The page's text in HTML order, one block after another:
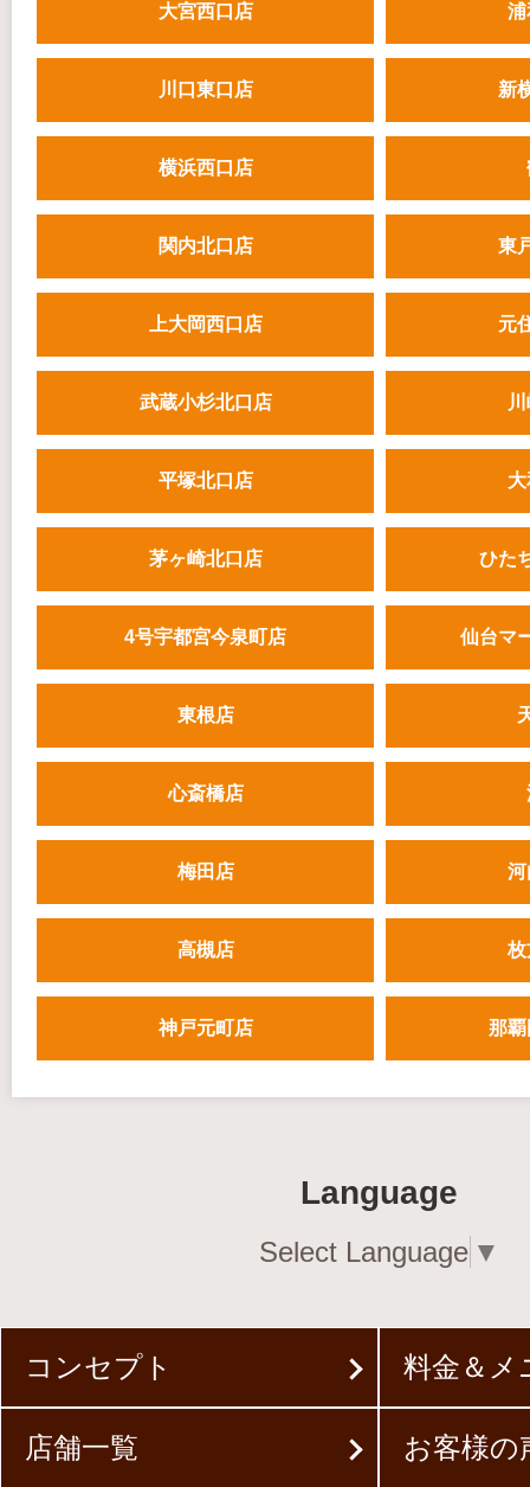
大宮西口店 浦
川口東口店 新
横浜西口店
関内北口店 東
上大岡西口店 元
武蔵小杉北口店
平塚北口店
茅ヶ崎北口店 ひた
4号宇都宮今泉町店 仙台マ
東根店
心斎橋店
梅田店 河
高槻店 枚
神戸元町店 那
Language
Select Language ▼
コンセプト 料金＆メ
店舗一覧 お客様の